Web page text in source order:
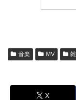
音楽 MV
X